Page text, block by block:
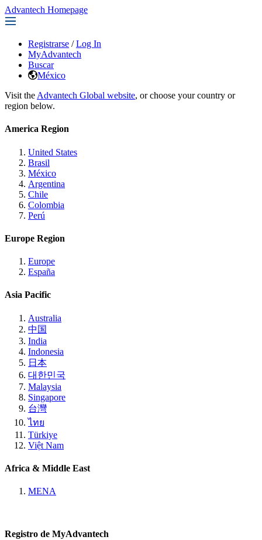
Advantech Homepage
Registrarse / Log In
MyAdvantech
Buscar
México
Visit the Advantech Global website, or choose your country or
region below.
America Region
United States
Brasil
México
Argentina
Chile
Colombia
Perú
Europe Region
Europe
España
Asia Pacific
Australia
中国
India
Indonesia
日本
대한민국
Malaysia
Singapore
台灣
ไทย
Türkiye
Việt Nam
Africa & Middle East
MENA
Registro de MyAdvantech